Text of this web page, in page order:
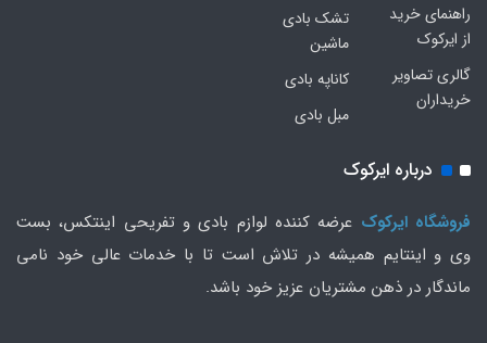
راهنمای خرید
از ایرکوک
گالری تصاویر
خریداران
تشک بادی
ماشین
کاناپه بادی
مبل بادی
درباره ایرکوک
فروشگاه ایرکوک عرضه کننده لوازم بادی و تفریحی اینتکس، بست
وی و اینتایم همیشه در تلاش است تا با خدمات عالی خود نامی
ماندگار در ذهن مشتریان عزیز خود باشد.